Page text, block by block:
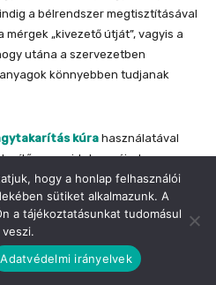
hogy a honlap felhasználói
sütiket alkalmazunk. A
a tájékoztatásunkat tudomásul
veszi.
Adatvédelmi irányelvek